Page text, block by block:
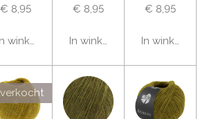
€ 8,95
winkelwagen
€ 8,95
In winkelwagen
€ 8,95
In